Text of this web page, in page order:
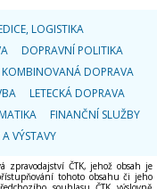
LOGISTIKA
DOPRAVNÍ POLITIKA
KOMBINOVANÁ DOPRAVA
LETECKÁ DOPRAVA
FINANČNÍ SLUŽBY
VÝSTAVY
zpravodajství ČTK, jehož obsah je
tohoto obsahu či jeho